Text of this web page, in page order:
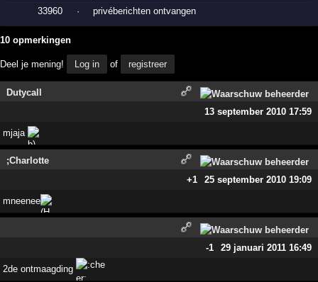
33960
· privéberichten ontvangen
10 opmerkingen
Deel je mening! Log in of registreer
Dutycall
13 september 2010 17:59
mjaja
;Charlotte
+1
25 september 2010 19:09
mneenee
-1 29 januari 2011 16:49
2de ontmaagding